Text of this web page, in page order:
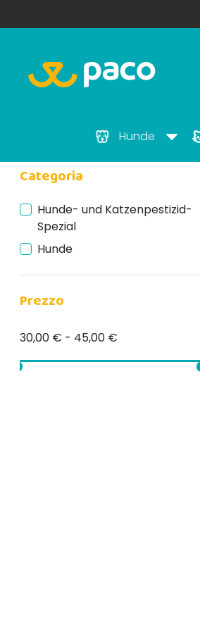
Hunde
Categoria
Hunde- und Katzenpestizid-
Spezial
Hunde
Prezzo
30,00 € - 45,00 €